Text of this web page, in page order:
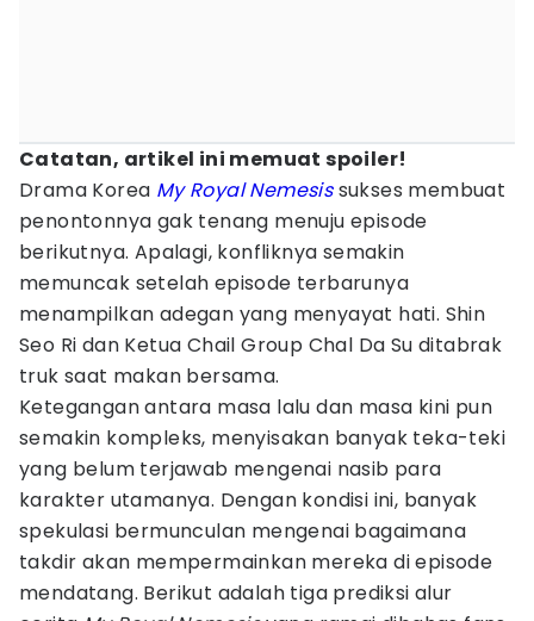
Catatan, artikel ini memuat spoiler!
Drama Korea My Royal Nemesissukses membuat
penontonnya gak tenang menuju episode
berikutnya. Apalagi, konfliknya semakin
memuncak setelah episode terbarunya
menampilkan adegan yang menyayat hati. Shin
Seo Ri dan Ketua Chail Group Chal Da Su ditabrak
truk saat makan bersama.
Ketegangan antara masa lalu dan masa kini pun
semakin kompleks, menyisakan banyak teka-teki
yang belum terjawab mengenai nasib para
karakter utamanya. Dengan kondisi ini, banyak
spekulasi bermunculan mengenai bagaimana
takdir akan mempermainkan mereka di episode
mendatang. Berikut adalah tiga prediksi alur